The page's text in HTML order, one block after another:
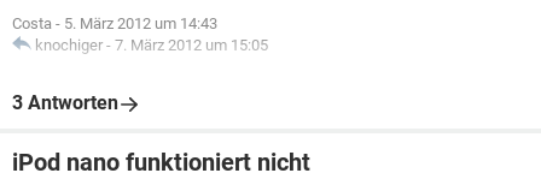
Costa - 5. März 2012 um 14:43
knochiger - 7. März 2012 um 15:05
3 Antworten
iPod nano funktioniert nicht